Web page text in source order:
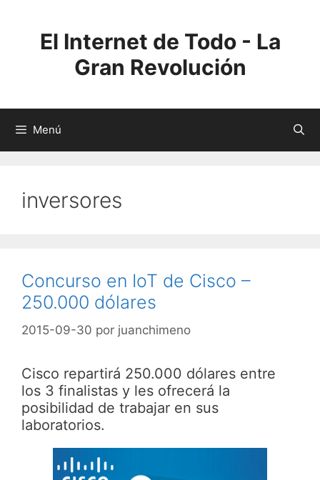
contenidoEl Internet de Todo - La
Gran Revolución
Menú
inversores
Concurso en IoT de Cisco –
250.000 dólares
2015-09-30 por juanchimeno
Cisco repartirá 250.000 dólares entre
los 3 finalistas y les ofrecerá la
posibilidad de trabajar en sus
laboratorios.